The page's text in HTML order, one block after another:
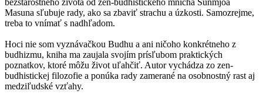
Masuna sľubuje rady, ako sa zbaviť strachu a úzkosti. Samozrejme,
treba to vnímať s nadhľadom.
Hoci nie som vyznávačkou Budhu a ani ničoho konkrétneho z
budhizmu, kniha ma zaujala svojím prísľubom praktických
poznatkov, ktoré môžu život uľahčiť. Autor vychádza zo zen-
budhistickej filozofie a ponúka rady zamerané na osobnostný rast aj
medziľudské vzťahy.